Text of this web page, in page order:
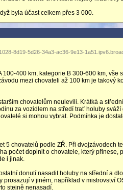
byla účast celkem přes 3 000.
8d19-5d26-34a3-ac36-9e13-
400 km, kategorie B 300-600 km, vše
mezi chovateli až 100 km je takový
chovatelům neulevili. Krátká a
za vozidlem na středí trať holuby sváží
si mohou vybrat. Podmínka je
5 chovatelů podle ZŘ. Při dvojzávodech
počet doplnit o chovatele, který přinese,
i jinak.
donutí nasadit holuby na střední a
v jiném, například v mistrovství
stejně nenasadí.